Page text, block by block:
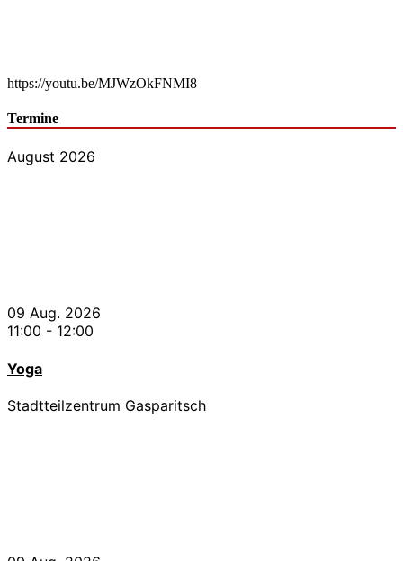
https://youtu.be/MJWzOkFNMI8
Termine
August 2026
09 Aug. 2026
11:00 - 12:00
Yoga
Stadtteilzentrum Gasparitsch